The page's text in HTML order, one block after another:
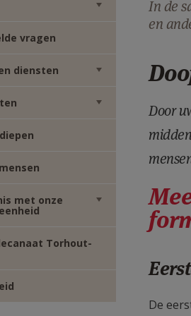
vragen
diensten
met onze
Torhout-
In de
en
D
Door
De